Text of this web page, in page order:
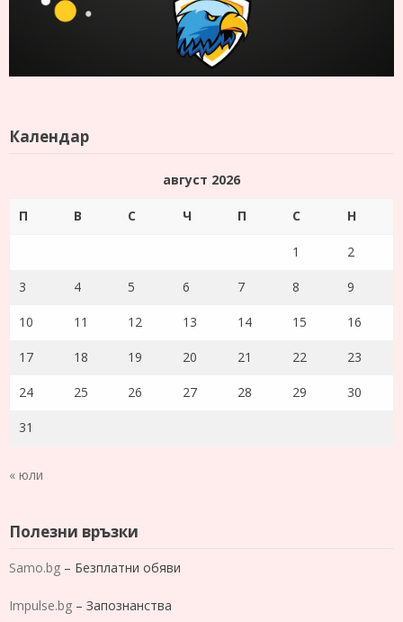
Календар
август 2026
П В С Ч П С Н
1 2
3 4 5 6 7 8 9
10 11 12 13 14 15 16
17 18 19 20 21 22 23
24 25 26 27 28 29 30
31
« юли
Полезни връзки
Samo.bg – Безплатни обяви
Impulse.bg – Запознанства